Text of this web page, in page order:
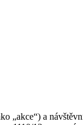
„akce“) a